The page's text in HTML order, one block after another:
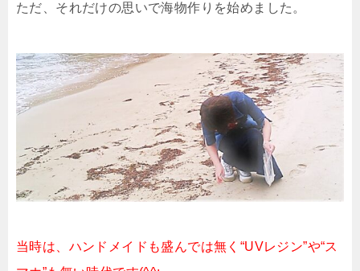
ただ、それだけの思いで海物作りを始めました。
当時は、ハンドメイドも盛んでは無く“UVレジン”や“ス